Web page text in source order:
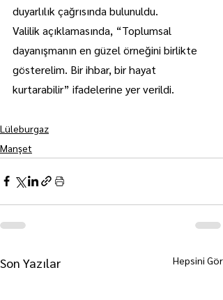
duyarlılık çağrısında bulunuldu.
Valilik açıklamasında, “Toplumsal
dayanışmanın en güzel örneğini birlikte
gösterelim. Bir ihbar, bir hayat
kurtarabilir” ifadelerine yer verildi.
Lüleburgaz
Manşet
Son Yazılar Hepsini Gör